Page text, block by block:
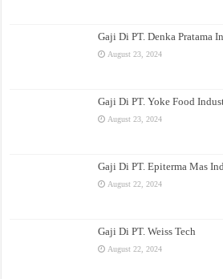
Gaji Di PT. Denka Pratama
August 23, 2024
Gaji Di PT. Yoke Food
August 23, 2024
Gaji Di PT. Epiterma Mas
August 22, 2024
Gaji Di PT. Weiss Tech
August 22, 2024